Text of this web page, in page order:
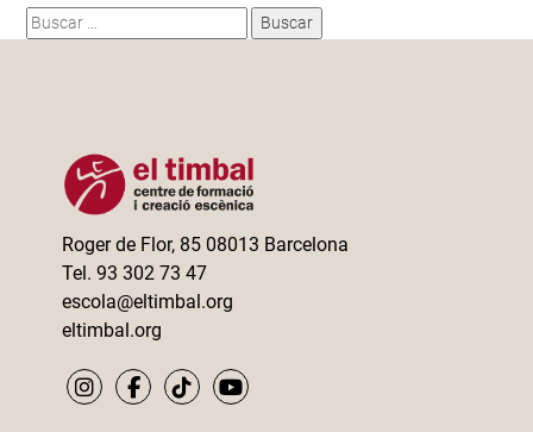
Buscar:
Roger de Flor, 85 08013 Barcelona
Tel. 93 302 73 47
escola@eltimbal.org
eltimbal.org